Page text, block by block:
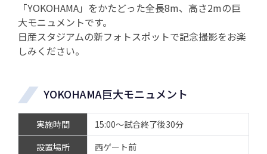
「YOKOHAMA」をかたどった全長8m、高さ2mの巨
大モニュメントです。
日産スタジアムの新フォトスポットで記念撮影をお楽
しみください。
YOKOHAMA巨大モニュメント
実施時間
15:00～試合終了後30分
設置場所
西ゲート前